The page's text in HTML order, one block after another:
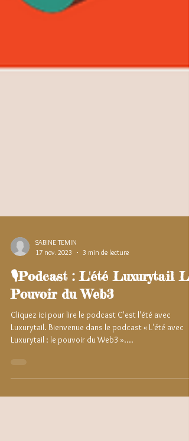
17 nov. 2023
3 min de lecture
🎙️Podcast : L'été Luxurytail Le
Pouvoir du Web3
Cliquez ici pour lire le podcast C'est l'été avec
Luxurytail. Bienvenue dans le podcast « L'été avec